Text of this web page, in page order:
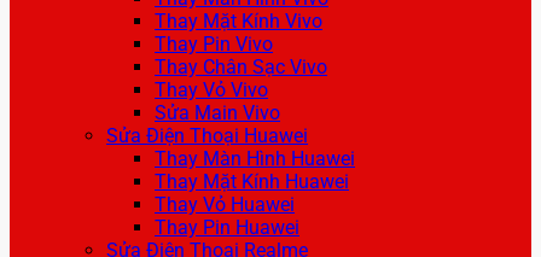
Thay Mặt Kính Vivo
Thay Pin Vivo
Thay Chân Sạc Vivo
Thay Vỏ Vivo
Sửa Main Vivo
Sửa Điện Thoại Huawei
Thay Màn Hình Huawei
Thay Mặt Kính Huawei
Thay Vỏ Huawei
Thay Pin Huawei
Sửa Điện Thoại Realme